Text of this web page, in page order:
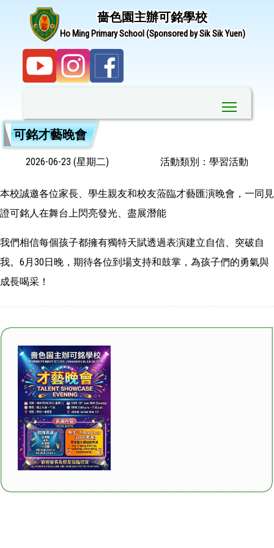
嗇色園主辦可銘學校
Ho Ming Primary School (Sponsored by Sik Sik Yuen)
可銘才藝晚會
2026-06-23 (星期二) 活動類別：學習活動
本校誠邀各位家長、學生親友和校友蒞臨才藝匯演晚會，一同見
證可銘人在舞台上閃亮發光、盡展潛能
我們相信每個孩子都擁有獨特天賦透過表演建立自信、突破自
我。6月30日晚，期待各位到場支持和鼓掌，為孩子們的勇氣與
成長喝采！